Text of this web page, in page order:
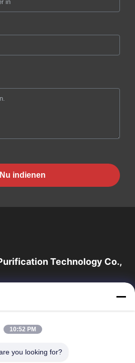
Nu indienen
Technology Co.,
fabrikant en exporteur van
bieden wij een volledige lijn van
Producten
10:52 PM
you looking for?